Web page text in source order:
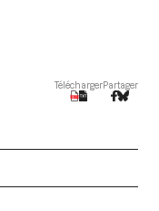
TéléchargerPartager